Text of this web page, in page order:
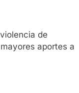
de
aportes a